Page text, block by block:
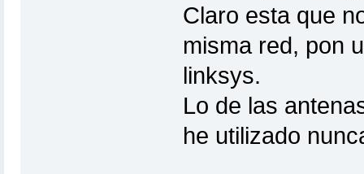
Claro esta que
misma red, pon
linksys.
Lo de las
he utilizado